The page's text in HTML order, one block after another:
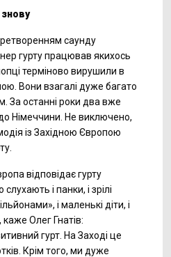
саунду
гурту працював якихось
терміново вирушили в
Вони взагалі дуже багато
За останні роки два вже
Німеччини. Не виключено,
із Західною Європою
відповідає гурту
і панки, і зрілі
і маленькі діти, і
каже Олег Гнатів:
гурт. На Заході це
Крім того, ми дуже